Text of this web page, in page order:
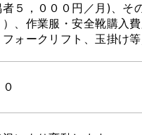
者５，０００円／月)、
、作業服・安全靴購入
ォークリフト、玉掛け等